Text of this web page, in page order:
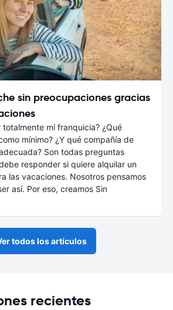
sin preocupaciones gracias
mi franquicia? ¿Qué
mínimo? ¿Y qué compañía de
Son todas preguntas
responder si quiere alquilar un
las vacaciones. Nosotros pensamos
así. Por eso, creamos Sin
todos los artículos
recientes